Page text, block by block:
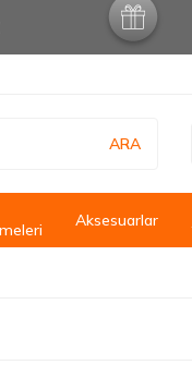
ARA
Aksesuarlar